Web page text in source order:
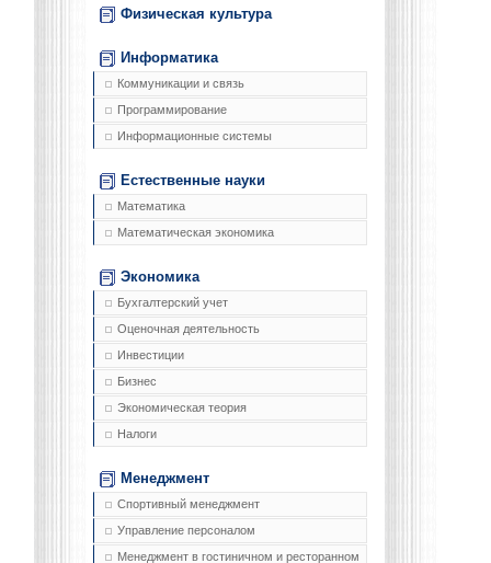
Физическая культура
Информатика
Коммуникации и связь
Программирование
Информационные системы
Естественные науки
Математика
Математическая экономика
Экономика
Бухгалтерский учет
Оценочная деятельность
Инвестиции
Бизнес
Экономическая теория
Налоги
Менеджмент
Спортивный менеджмент
Управление персоналом
Менеджмент в гостиничном и ресторанном